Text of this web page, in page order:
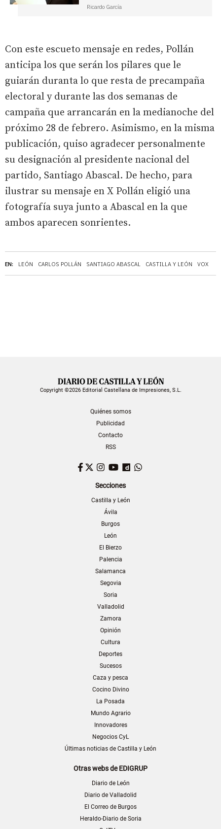
EN: LEÓN CARLOS POLLÁN SANTIAGO ABASCAL CASTILLA Y LEÓN VOX
Ricardo García
Con este escueto mensaje en redes, Pollán
anticipa los que serán los pilares que le
guiarán duranta lo que resta de precampaña
electoral y durante las dos semanas de
campaña que arrancarán en la medianoche del
próximo 28 de febrero. Asimismo, en la misma
publicación, quiso agradecer personalmente
su designación al presidente nacional del
partido, Santiago Abascal. De hecho, para
ilustrar su mensaje en X Pollán eligió una
fotografía suya junto a Abascal en la que
ambos aparecen sonrientes.
Copyright ©2026 Editorial Castellana de Impresiones, S.L.
Quiénes somos
Publicidad
Contacto
RSS
Facebook
TwitterInstagram
YouTubeDailymotion
Secciones
Castilla y León
Ávila
Burgos
León
El Bierzo
Palencia
Salamanca
Segovia
Soria
Valladolid
Zamora
Opinión
Cultura
Deportes
Sucesos
Caza y pesca
Cocino Divino
La Posada
Mundo Agrario
Innovadores
Negocios CyL
Últimas noticias de Castilla y León
Otras webs de EDIGRUP
Diario de León
Diario de Valladolid
El Correo de Burgos
Heraldo-Diario de Soria